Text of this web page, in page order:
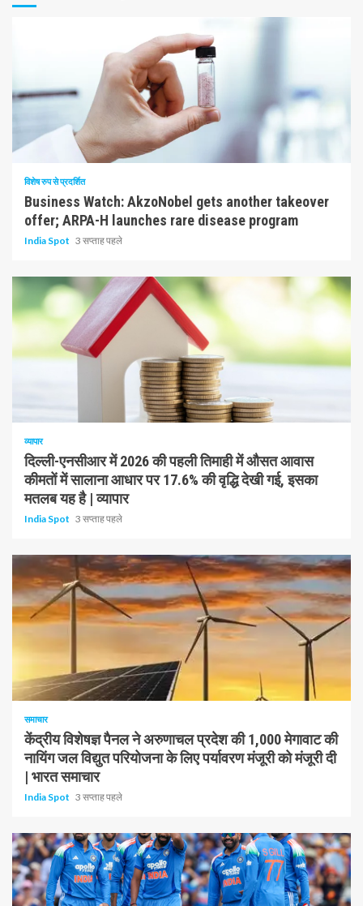
10 न्यूनतम पढ़ा
विशेष रुप से प्रदर्शित
Business Watch: AkzoNobel gets another takeover
offer; ARPA-H launches rare disease program
India Spot 3 सप्ताह पहले
व्यापार
दिल्ली-एनसीआर में 2026 की पहली तिमाही में औसत आवास
कीमतों में सालाना आधार पर 17.6% की वृद्धि देखी गई, इसका
मतलब यह है | व्यापार
India Spot 3 सप्ताह पहले
1 न्यूनतम पढ़ा
समाचार
केंद्रीय विशेषज्ञ पैनल ने अरुणाचल प्रदेश की 1,000 मेगावाट की
नायिंग जल विद्युत परियोजना के लिए पर्यावरण मंजूरी को मंजूरी दी
| भारत समाचार
India Spot 3 सप्ताह पहले